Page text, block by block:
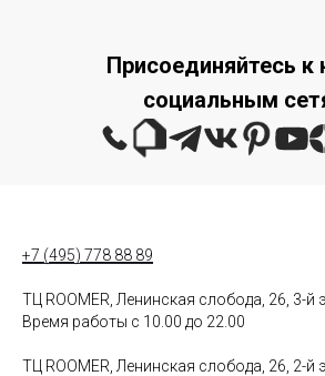
Присоединяйтесь
социальным
+7 (495) 778 88 89
ТЦ ROOMER, Ленинская слобода, 26, 3-
Время работы с 10.00 до 22.00
ТЦ ROOMER, Ленинская слобода, 26, 2-